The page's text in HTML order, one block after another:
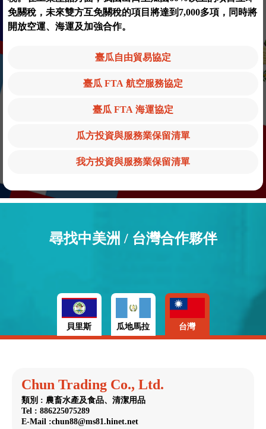
免關稅，未來雙方互免關稅的項目將達到7,000多項，同時將
開放空運、海運及加強合作。
臺瓜自由貿易協定
臺瓜 FTA 航空服務協定
臺瓜 FTA 海運協定
瓜方投資與服務業保留清單
我方投資與服務業保留清單
尋找中美洲 / 台灣合作夥伴
貝里斯 瓜地馬拉 台灣
Chun Trading Co., Ltd.
類別 : 農畜水產及食品、清潔用品
Tel : 886225075289
E-Mail :chun88@ms81.hinet.net